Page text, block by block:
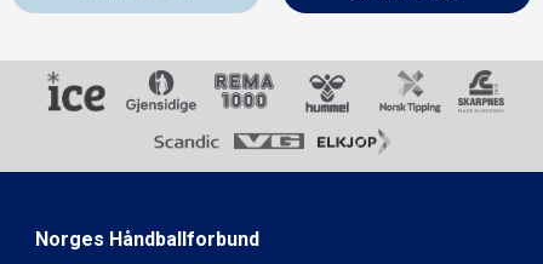
Norges Håndballforbund